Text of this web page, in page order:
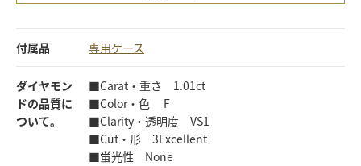
付属品 専用ケース
ダイヤモン
ドの品質に
ついて。
■Carat・重さ 1.01ct
■Color・色 F
■Clarity・透明度 VS1
■Cut・形 3Excellent
■蛍光性 None